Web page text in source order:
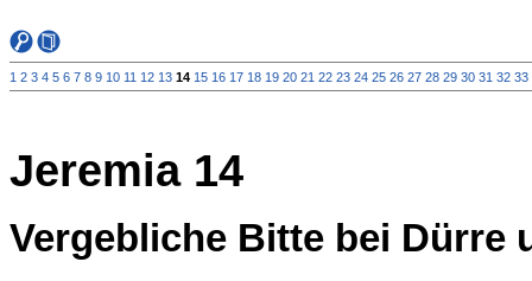
1 2 3 4 5 6 7 8 9 10 11 12 13 14 15 16 17 18 19 20 21 22 23 24 25 26 27 28 29 30 31 32 33
Jeremia 14
Vergebliche Bitte bei Dürre